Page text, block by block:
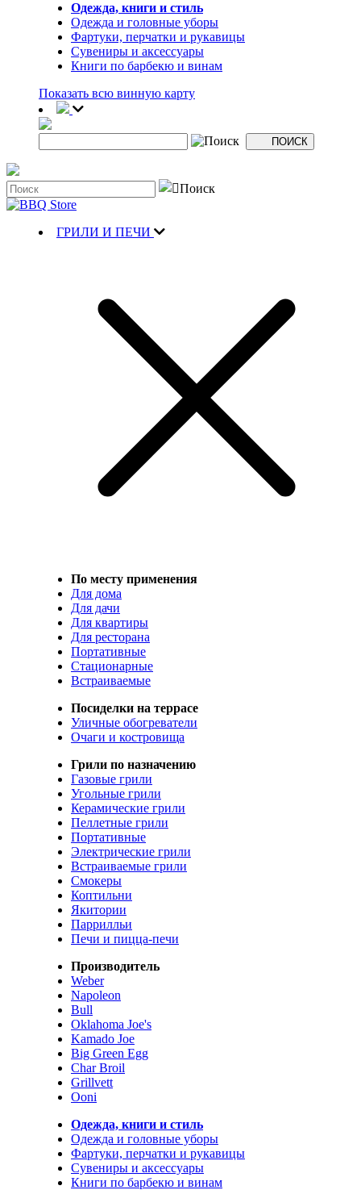
Одежда, книги и стиль
Одежда и головные уборы
Фартуки, перчатки и рукавицы
Сувениры и аксессуары
Книги по барбекю и винам
Показать всю винную карту
ГРИЛИ И ПЕЧИ
По месту применения
Для дома
Для дачи
Для квартиры
Для ресторана
Портативные
Стационарные
Встраиваемые
Посиделки на террасе
Уличные обогреватели
Очаги и костровища
Грили по назначению
Газовые грили
Угольные грили
Керамические грили
Пеллетные грили
Портативные
Электрические грили
Встраиваемые грили
Смокеры
Коптильни
Якитории
Паррилльи
Печи и пицца-печи
Производитель
Weber
Napoleon
Bull
Oklahoma Joe's
Kamado Joe
Big Green Egg
Char Broil
Grillvett
Ooni
Одежда, книги и стиль
Одежда и головные уборы
Фартуки, перчатки и рукавицы
Сувениры и аксессуары
Книги по барбекю и винам